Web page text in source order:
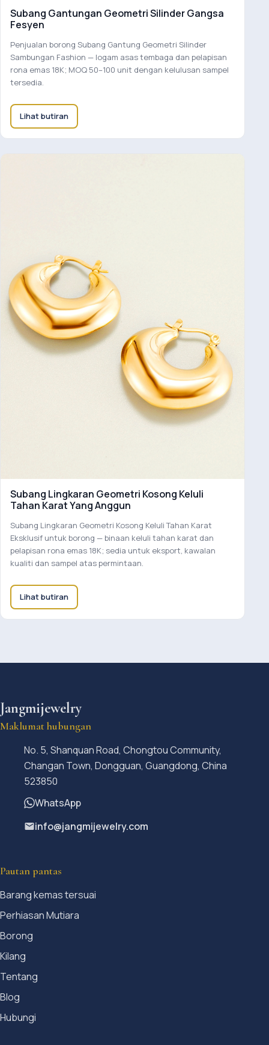
Subang Gantungan Geometri Silinder Gangsa
Fesyen
Penjualan borong Subang Gantung Geometri Silinder
Sambungan Fashion — logam asas tembaga dan pelapisan
rona emas 18K; MOQ 50–100 unit dengan kelulusan sampel
tersedia.
Lihat butiran
Subang Lingkaran Geometri Kosong Keluli
Tahan Karat Yang Anggun
Subang Lingkaran Geometri Kosong Keluli Tahan Karat
Eksklusif untuk borong — binaan keluli tahan karat dan
pelapisan rona emas 18K; sedia untuk eksport, kawalan
kualiti dan sampel atas permintaan.
Lihat butiran
Jangmijewelry
Maklumat hubungan
No. 5, Shanquan Road, Chongtou Community,
Changan Town, Dongguan, Guangdong, China
523850
WhatsApp
info@jangmijewelry.com
Pautan pantas
Barang kemas tersuai
Perhiasan Mutiara
Borong
Kilang
Tentang
Blog
Hubungi